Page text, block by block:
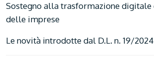
Sostegno alla trasformazione digitale
delle imprese
Le novità introdotte dal D.L. n. 19/2024